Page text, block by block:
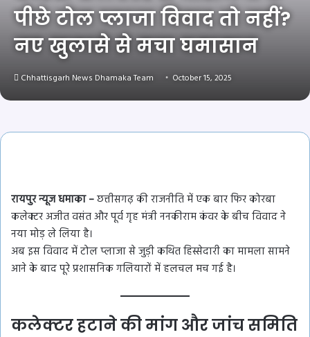
पीछे टोल प्लाजा विवाद तो नहीं?
नए खुलासे से मचा घमासान
Chhattisgarh News Dhamaka Team October 15, 2025
रायपुर न्यूज धमाका –छत्तीसगढ़ की राजनीति में एक बार फिर कोरबा
कलेक्टर अजीत वसंत और पूर्व गृह मंत्री ननकीराम कंवर के बीच विवाद ने
नया मोड़ ले लिया है।
अब इस विवाद में टोल प्लाजा से जुड़ी कथित हिस्सेदारी का मामला सामने
आने के बाद पूरे प्रशासनिक गलियारों में हलचल मच गई है।
कलेक्टर हटाने की मांग और जांच समिति